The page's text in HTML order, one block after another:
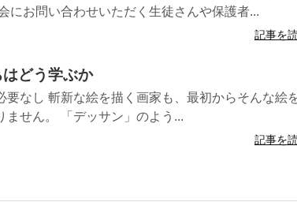
にお問い合わせいただく生徒さんや保護者...
記事を
どう学ぶか
要なし 斬新な絵を描く画家も、最初からそんな絵
ません。 「デッサン」のよう...
記事を